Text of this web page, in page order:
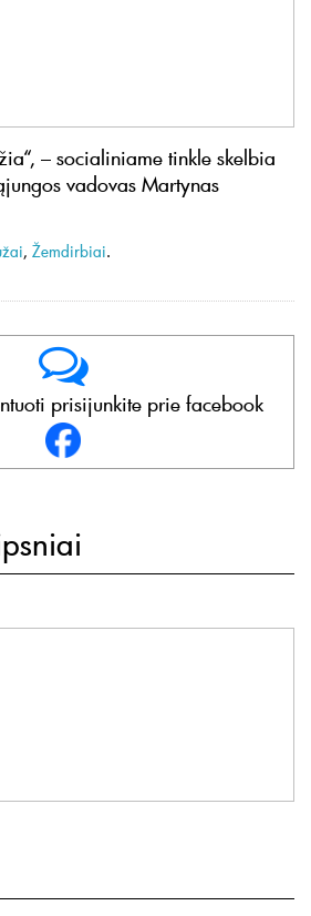
– socialiniame tinkle skelbia
vadovas Martynas
, Žemdirbiai.
prisijunkite prie facebook